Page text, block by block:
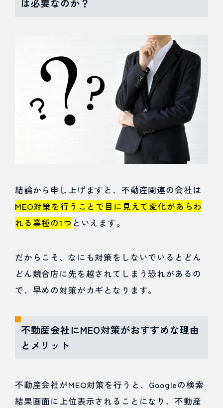
SEO）対
策は必要
MEO
対策
がお
すす
めな
理由
リッ
ト
地域密
は必要なのか？
結論から申し上げますと、不動産関連の会社は
MEO対策を行うことで目に見えて変化があらわ
れる業種の1つ といえます。
だからこそ、なにも対策をしないでいるとどん
どん競合店に先を越されてしまう恐れがあるの
で、早めの対策がカギとなります。
不動産会社にMEO対策がおすすめな理由
とメリット
不動産会社がMEO対策を行うと、Googleの検索
結果画面に上位表示されることになり、不動産